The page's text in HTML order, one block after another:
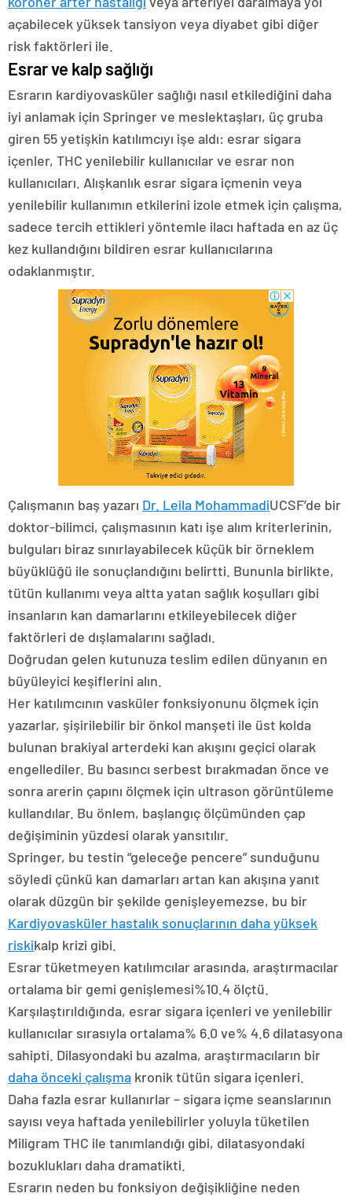
açabilecek yüksek tansiyon veya diyabet gibi diğer
risk faktörleri ile.
Esrar ve kalp sağlığı
Esrarın kardiyovasküler sağlığı nasıl etkilediğini daha
iyi anlamak için Springer ve meslektaşları, üç gruba
giren 55 yetişkin katılımcıyı işe aldı: esrar sigara
içenler, THC yenilebilir kullanıcılar ve esrar non
kullanıcıları. Alışkanlık esrar sigara içmenin veya
yenilebilir kullanımın etkilerini izole etmek için çalışma,
sadece tercih ettikleri yöntemle ilacı haftada en az üç
kez kullandığını bildiren esrar kullanıcılarına
odaklanmıştır.
Çalışmanın baş yazarı Dr. Leila MohammadiUCSF’de bir
doktor-bilimci, çalışmasının katı işe alım kriterlerinin,
bulguları biraz sınırlayabilecek küçük bir örneklem
büyüklüğü ile sonuçlandığını belirtti. Bununla birlikte,
tütün kullanımı veya altta yatan sağlık koşulları gibi
insanların kan damarlarını etkileyebilecek diğer
faktörleri de dışlamalarını sağladı.
Doğrudan gelen kutunuza teslim edilen dünyanın en
büyüleyici keşiflerini alın.
Her katılımcının vasküler fonksiyonunu ölçmek için
yazarlar, şişirilebilir bir önkol manşeti ile üst kolda
bulunan brakiyal arterdeki kan akışını geçici olarak
engellediler. Bu basıncı serbest bırakmadan önce ve
sonra arerin çapını ölçmek için ultrason görüntüleme
kullandılar. Bu önlem, başlangıç ​​ölçümünden çap
değişiminin yüzdesi olarak yansıtılır.
Springer, bu testin “geleceğe pencere” sunduğunu
söyledi çünkü kan damarları artan kan akışına yanıt
olarak düzgün bir şekilde genişleyemezse, bu bir
Kardiyovasküler hastalık sonuçlarının daha yüksek
riskikalp krizi gibi.
Esrar tüketmeyen katılımcılar arasında, araştırmacılar
ortalama bir gemi genişlemesi%10.4 ölçtü.
Karşılaştırıldığında, esrar sigara içenleri ve yenilebilir
kullanıcılar sırasıyla ortalama% 6.0 ve% 4.6 dilatasyona
sahipti. Dilasyondaki bu azalma, araştırmacıların bir
daha önceki çalışma kronik tütün sigara içenleri.
Daha fazla esrar kullanırlar – sigara içme seanslarının
sayısı veya haftada yenilebilirler yoluyla tüketilen
Miligram THC ile tanımlandığı gibi, dilatasyondaki
bozuklukları daha dramatikti.
Esrarın neden bu fonksiyon değişikliğine neden